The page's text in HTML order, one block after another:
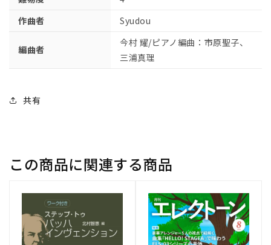
オ
Ｃ
Ｄ
の
減
ら
Ｄ
増
や
作曲者
Syudou
編曲者
今村 耀/ピアノ編曲：市原聖子、
三浦真理
共有
この商品に関連する商品